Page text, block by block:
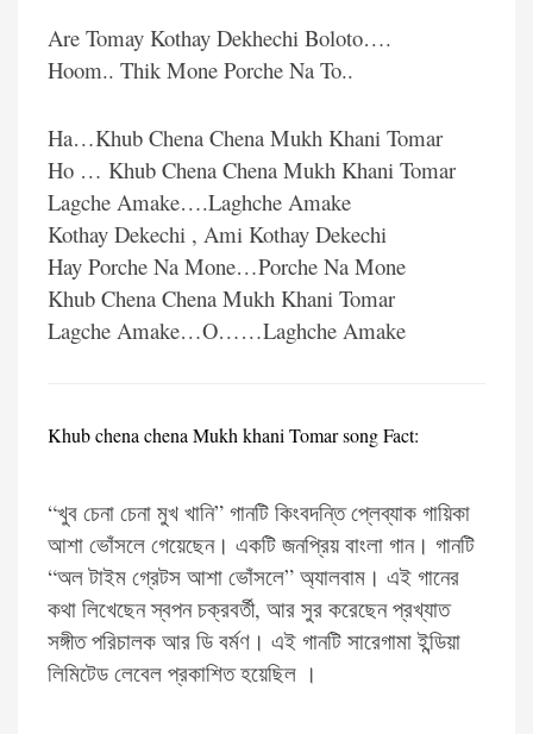
Are Tomay Kothay Dekhechi Boloto….
Hoom.. Thik Mone Porche Na To..
Ha…Khub Chena Chena Mukh Khani Tomar
Ho … Khub Chena Chena Mukh Khani Tomar
Lagche Amake….Laghche Amake
Kothay Dekechi , Ami Kothay Dekechi
Hay Porche Na Mone…Porche Na Mone
Khub Chena Chena Mukh Khani Tomar
Lagche Amake…O……Laghche Amake
Khub chena chena Mukh khani Tomarsong Fact:
“খুব চেনা চেনা মুখ খানি” গানটি কিংবদন্তি প্লেব্যাক গায়িকা
আশা ভোঁসলে গেয়েছেন। একটি জনপ্রিয় বাংলা গান। গানটি
“অল টাইম গ্রেটস আশা ভোঁসলে” অ্যালবাম। এই গানের
কথা লিখেছেন স্বপন চক্রবর্তী, আর সুর করেছেন প্রখ্যাত
সঙ্গীত পরিচালক আর ডি বর্মণ। এই গানটি সারেগামা ইন্ডিয়া
লিমিটেড লেবেল প্রকাশিত হয়েছিল ।